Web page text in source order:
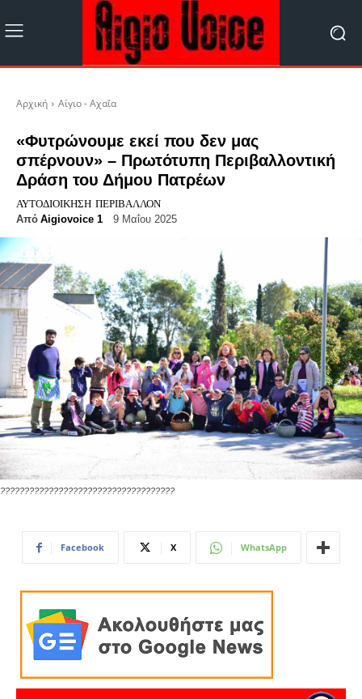
Αρχική Αίγιο - Αχαΐα
«Φυτρώνουμε εκεί που δεν μας
σπέρνουν» – Πρωτότυπη Περιβαλλοντική
Δράση του Δήμου Πατρέων
ΑΥΤΟΔΙΟΊΚΗΣΗ ΠΕΡΙΒΆΛΛΟΝ
Από Aigiovoice 1 9 Μαΐου 2025
????????????????????????????????????
Facebook X WhatsApp